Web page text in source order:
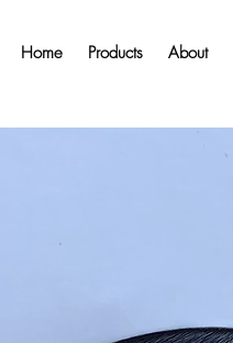
Home Products About